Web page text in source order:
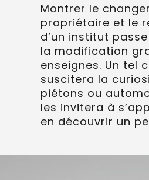
Montrer le
propriétaire et le
d’un institut
la modification
enseignes. Un tel
suscitera la
piétons ou
les invitera à
en découvrir un